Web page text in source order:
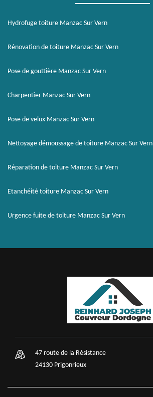
Hydrofuge toiture Manzac Sur Vern
Rénovation de toiture Manzac Sur Vern
Pose de gouttière Manzac Sur Vern
Charpentier Manzac Sur Vern
Pose de velux Manzac Sur Vern
Nettoyage démoussage de toiture Manzac Sur Vern
Réparation de toiture Manzac Sur Vern
Etanchéité toiture Manzac Sur Vern
Urgence fuite de toiture Manzac Sur Vern
47 route de la Résistance
24130 Prigonrieux